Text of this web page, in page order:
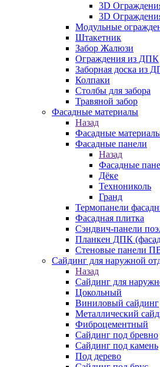
3D
3D
Модульные
Штакетник
Забор Жалюзи
Ограждения из ДПК
Заборная доска из
Колпаки
Столбы для забора
Травяной забор
Фасадные материалы
Назад
Фасадные
Фасадные панели
Назад
Фасадные
Дёке
Технониколь
Гранд
Термопанели
Фасадная плитка
Сэндвич-панели
Планкен ДПК
Стеновые панели
Сайдинг для наружной
Назад
Сайдинг для
Цокольный
Виниловый сайдинг
Металлический
Фиброцементный
Сайдинг под бревно
Сайдинг под камень
Под дерево